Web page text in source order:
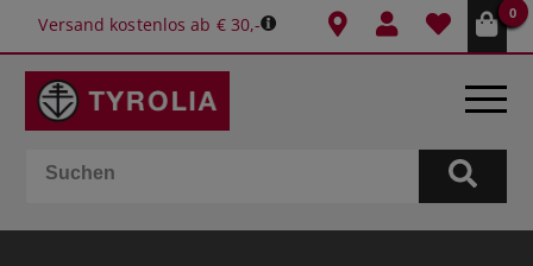
Versand kostenlos ab € 30,-
0
BÜCHER